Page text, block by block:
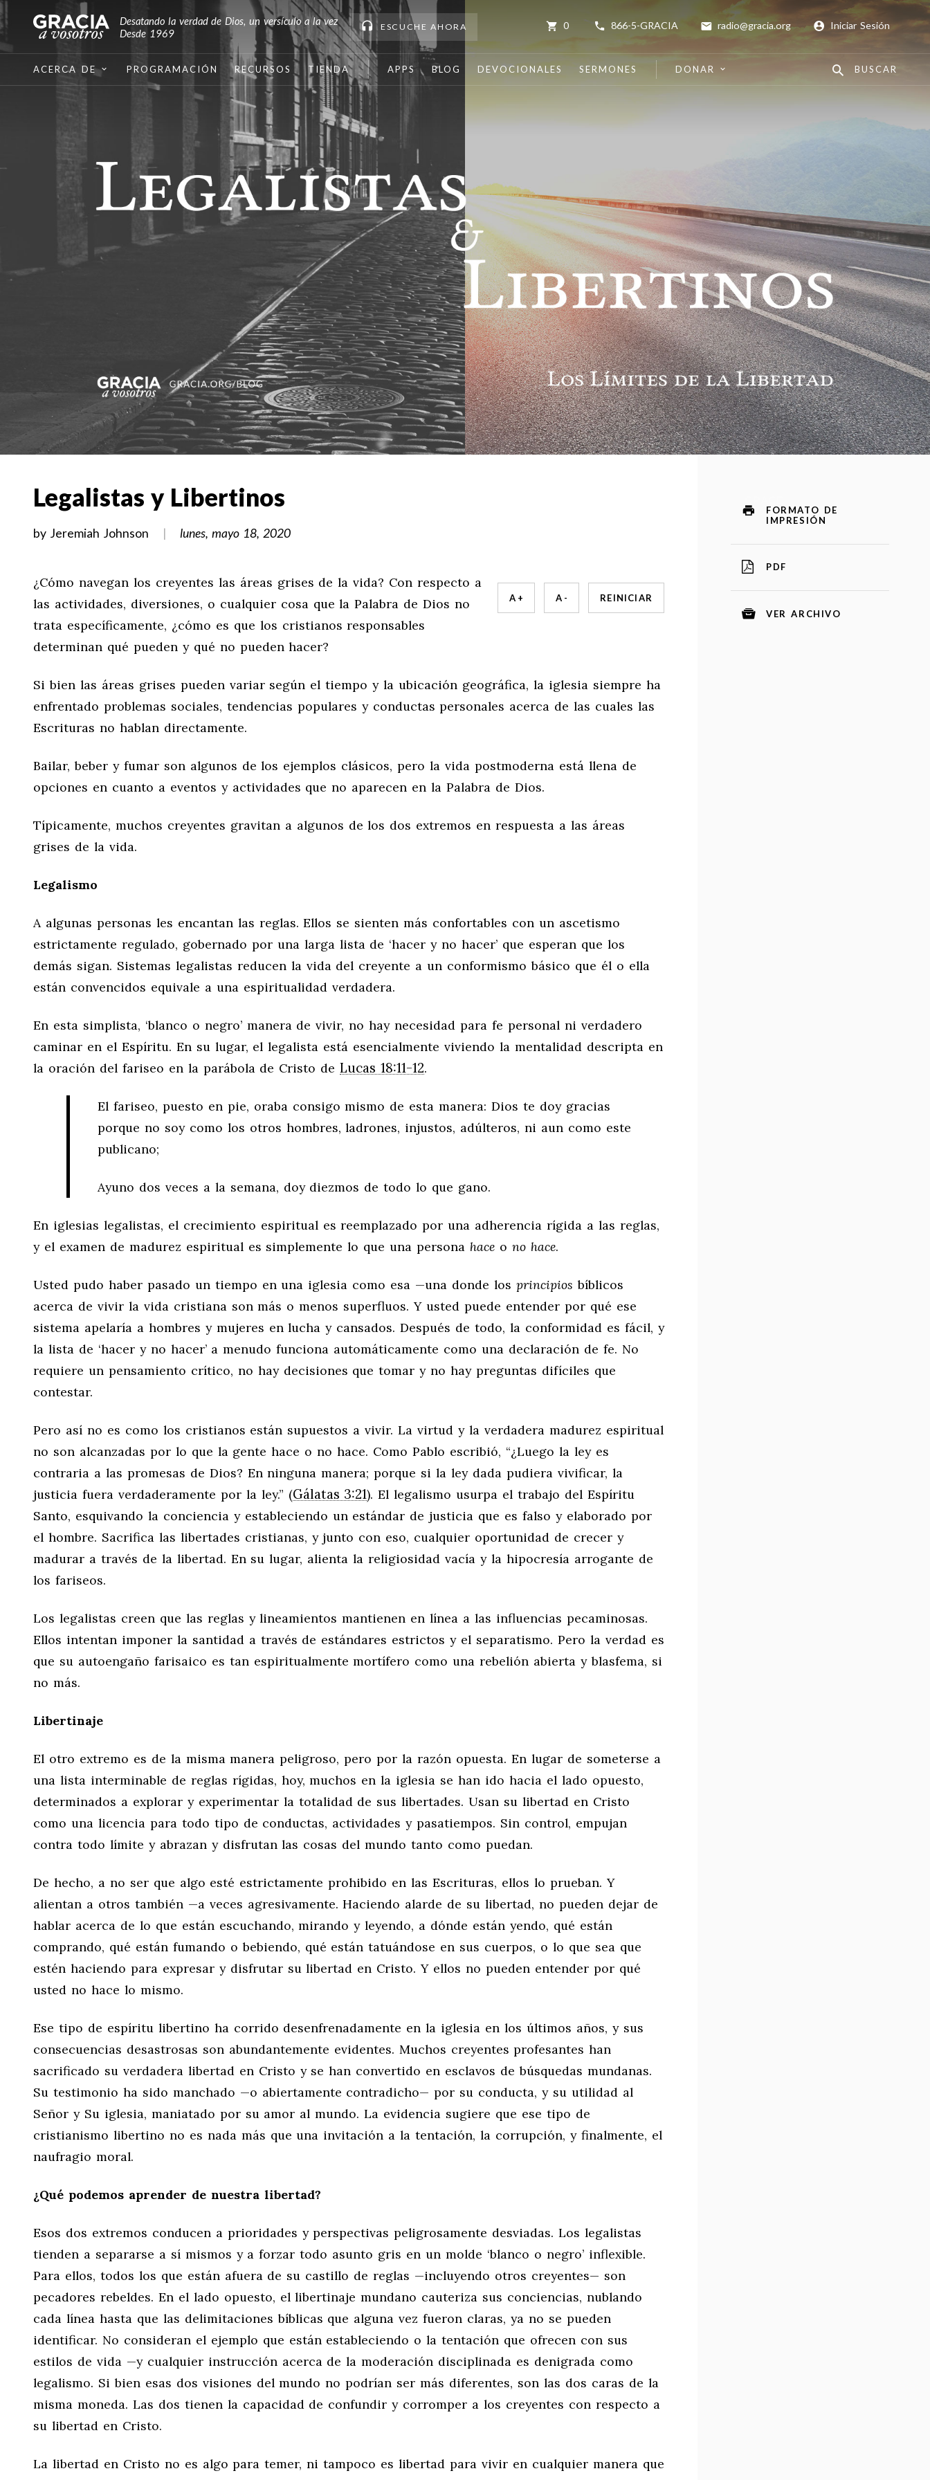
Desatando la verdad de Dios, un versículo a la vez
Desde 1969
ESCUCHE AHORA 866-5-GRACIA radio@gracia.org Iniciar Sesión
0
ACERCA DE PROGRAMACIÓN RECURSOS TIENDA APPS BLOG DEVOCIONALES SERMONES DONAR BUSCAR
Legalistas y Libertinos
by Jeremiah Johnson lunes, mayo 18, 2020
A + A - REINICIAR
¿Cómo navegan los creyentes las áreas grises de la vida? Con respecto a
las actividades, diversiones, o cualquier cosa que la Palabra de Dios no
trata específicamente, ¿cómo es que los cristianos responsables
determinan qué pueden y qué no pueden hacer?
Si bien las áreas grises pueden variar según el tiempo y la ubicación geográfica, la iglesia siempre ha
enfrentado problemas sociales, tendencias populares y conductas personales acerca de las cuales las
Escrituras no hablan directamente.
Bailar, beber y fumar son algunos de los ejemplos clásicos, pero la vida postmoderna está llena de
opciones en cuanto a eventos y actividades que no aparecen en la Palabra de Dios.
Típicamente, muchos creyentes gravitan a algunos de los dos extremos en respuesta a las áreas
grises de la vida.
Legalismo
A algunas personas les encantan las reglas. Ellos se sienten más confortables con un ascetismo
estrictamente regulado, gobernado por una larga lista de ‘hacer y no hacer’ que esperan que los
demás sigan. Sistemas legalistas reducen la vida del creyente a un conformismo básico que él o ella
están convencidos equivale a una espiritualidad verdadera.
En esta simplista, ‘blanco o negro’ manera de vivir, no hay necesidad para fe personal ni verdadero
caminar en el Espíritu. En su lugar, el legalista está esencialmente viviendo la mentalidad descripta en
la oración del fariseo en la parábola de Cristo deLucas 18:11-12.
El fariseo, puesto en pie, oraba consigo mismo de esta manera: Dios te doy gracias
porque no soy como los otros hombres, ladrones, injustos, adúlteros, ni aun como este
publicano;
Ayuno dos veces a la semana, doy diezmos de todo lo que gano.
En iglesias legalistas, el crecimiento espiritual es reemplazado por una adherencia rígida a las reglas,
y el examen de madurez espiritual es simplemente lo que una persona hace o no hace.
Usted pudo haber pasado un tiempo en una iglesia como esa —una donde los principios bíblicos
acerca de vivir la vida cristiana son más o menos superfluos. Y usted puede entender por qué ese
sistema apelaría a hombres y mujeres en lucha y cansados. Después de todo, la conformidad es fácil, y
la lista de ‘hacer y no hacer’ a menudo funciona automáticamente como una declaración de fe. No
requiere un pensamiento crítico, no hay decisiones que tomar y no hay preguntas difíciles que
contestar.
Pero así no es como los cristianos están supuestos a vivir. La virtud y la verdadera madurez espiritual
no son alcanzadas por lo que la gente hace o no hace. Como Pablo escribió, “¿Luego la ley es
contraria a las promesas de Dios? En ninguna manera; porque si la ley dada pudiera vivificar, la
justicia fuera verdaderamente por la ley.” (Gálatas 3:21). El legalismo usurpa el trabajo del Espíritu
Santo, esquivando la conciencia y estableciendo un estándar de justicia que es falso y elaborado por
el hombre. Sacrifica las libertades cristianas, y junto con eso, cualquier oportunidad de crecer y
madurar a través de la libertad. En su lugar, alienta la religiosidad vacía y la hipocresía arrogante de
los fariseos.
Los legalistas creen que las reglas y lineamientos mantienen en línea a las influencias pecaminosas.
Ellos intentan imponer la santidad a través de estándares estrictos y el separatismo. Pero la verdad es
que su autoengaño farisaico es tan espiritualmente mortífero como una rebelión abierta y blasfema, si
no más.
Libertinaje
El otro extremo es de la misma manera peligroso, pero por la razón opuesta. En lugar de someterse a
una lista interminable de reglas rígidas, hoy, muchos en la iglesia se han ido hacia el lado opuesto,
determinados a explorar y experimentar la totalidad de sus libertades. Usan su libertad en Cristo
como una licencia para todo tipo de conductas, actividades y pasatiempos. Sin control, empujan
contra todo límite y abrazan y disfrutan las cosas del mundo tanto como puedan.
De hecho, a no ser que algo esté estrictamente prohibido en las Escrituras, ellos lo prueban. Y
alientan a otros también —a veces agresivamente. Haciendo alarde de su libertad, no pueden dejar de
hablar acerca de lo que están escuchando, mirando y leyendo, a dónde están yendo, qué están
comprando, qué están fumando o bebiendo, qué están tatuándose en sus cuerpos, o lo que sea que
estén haciendo para expresar y disfrutar su libertad en Cristo. Y ellos no pueden entender por qué
usted no hace lo mismo.
Ese tipo de espíritu libertino ha corrido desenfrenadamente en la iglesia en los últimos años, y sus
consecuencias desastrosas son abundantemente evidentes. Muchos creyentes profesantes han
sacrificado su verdadera libertad en Cristo y se han convertido en esclavos de búsquedas mundanas.
Su testimonio ha sido manchado —o abiertamente contradicho— por su conducta, y su utilidad al
Señor y Su iglesia, maniatado por su amor al mundo. La evidencia sugiere que ese tipo de
cristianismo libertino no es nada más que una invitación a la tentación, la corrupción, y finalmente, el
naufragio moral.
¿Qué podemos aprender de nuestra libertad?
Esos dos extremos conducen a prioridades y perspectivas peligrosamente desviadas. Los legalistas
tienden a separarse a sí mismos y a forzar todo asunto gris en un molde ‘blanco o negro’ inflexible.
Para ellos, todos los que están afuera de su castillo de reglas —incluyendo otros creyentes— son
pecadores rebeldes. En el lado opuesto, el libertinaje mundano cauteriza sus conciencias, nublando
cada línea hasta que las delimitaciones bíblicas que alguna vez fueron claras, ya no se pueden
identificar. No consideran el ejemplo que están estableciendo o la tentación que ofrecen con sus
estilos de vida —y cualquier instrucción acerca de la moderación disciplinada es denigrada como
legalismo. Si bien esas dos visiones del mundo no podrían ser más diferentes, son las dos caras de la
misma moneda. Las dos tienen la capacidad de confundir y corromper a los creyentes con respecto a
su libertad en Cristo.
La libertad en Cristo no es algo para temer, ni tampoco es libertad para vivir en cualquier manera que
FORMATO DE
IMPRESIÓN
PDF
VER ARCHIVO